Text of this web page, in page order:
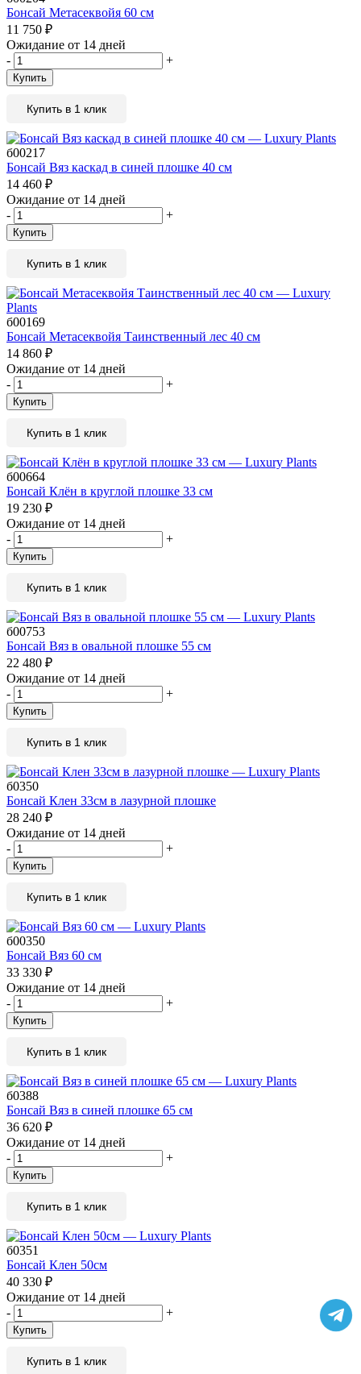
Бонсай Метасеквойя 60 см
11 750 ₽
Ожидание от 14 дней
-
+
Купить
Купить в 1 клик
б00217
Бонсай Вяз каскад в синей плошке 40 см
14 460 ₽
Ожидание от 14 дней
-
+
Купить
Купить в 1 клик
б00169
Бонсай Метасеквойя Таинственный лес 40 см
14 860 ₽
Ожидание от 14 дней
-
+
Купить
Купить в 1 клик
б00664
Бонсай Клён в круглой плошке 33 см
19 230 ₽
Ожидание от 14 дней
-
+
Купить
Купить в 1 клик
б00753
Бонсай Вяз в овальной плошке 55 см
22 480 ₽
Ожидание от 14 дней
-
+
Купить
Купить в 1 клик
б0350
Бонсай Клен 33см в лазурной плошке
28 240 ₽
Ожидание от 14 дней
-
+
Купить
Купить в 1 клик
б00350
Бонсай Вяз 60 см
33 330 ₽
Ожидание от 14 дней
-
+
Купить
Купить в 1 клик
б0388
Бонсай Вяз в синей плошке 65 см
36 620 ₽
Ожидание от 14 дней
-
+
Купить
Купить в 1 клик
б0351
Бонсай Клен 50см
40 330 ₽
Ожидание от 14 дней
-
+
Купить
Купить в 1 клик